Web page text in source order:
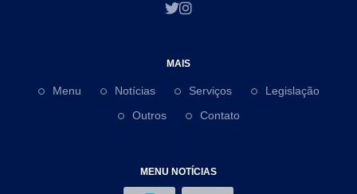
MAIS
Menu Notícias Serviços
Legislação
Outros
Contato
MENU NOTÍCIAS